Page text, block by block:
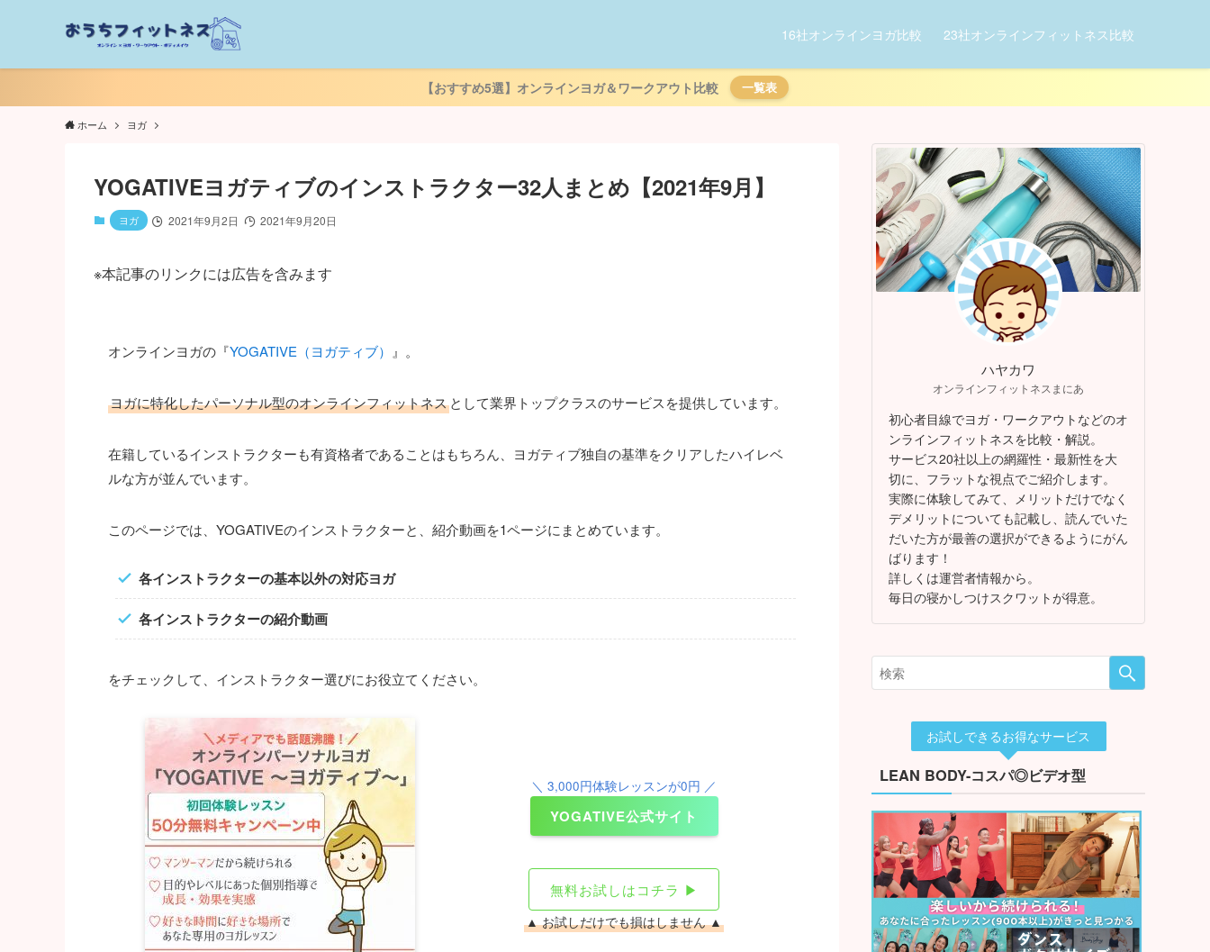
16社オンラインヨガ比較 23社オンラインフィットネス比較
【おすすめ5選】オンラインヨガ＆ワークアウト比較 一覧表
ホーム ヨガ
YOGATIVEヨガティブのインストラクター32人まとめ【2021年9月】
ヨガ 2021年9月2日 2021年9月20日
※本記事のリンクには広告を含みます
オンラインヨガの『YOGATIVE（ヨガティブ） 』。
ヨガに特化したパーソナル型のオンラインフィットネスとして業界トップクラスのサービスを提供しています。
在籍しているインストラクターも有資格者であることはもちろん、ヨガティブ独自の基準をクリアしたハイレベ
ルな方が並んでいます。
このページでは、YOGATIVEのインストラクターと、紹介動画を1ページにまとめています。
各インストラクターの基本以外の対応ヨガ
各インストラクターの紹介動画
をチェックして、インストラクター選びにお役立てください。
＼ 3,000円体験レッスンが0円 ／
YOGATIVE公式サイト
無料お試しはコチラ ▶
▲ お試しだけでも損はしません ▲
ハヤカワ
オンラインフィットネスまにあ
初心者目線でヨガ・ワークアウトなどのオ
ンラインフィットネスを比較・解説。
サービス20社以上の網羅性・最新性を大
切に、フラットな視点でご紹介します。
実際に体験してみて、メリットだけでなく
デメリットについても記載し、読んでいた
だいた方が最善の選択ができるようにがん
ばります！
詳しくは運営者情報から。
毎日の寝かしつけスクワットが得意。
お試しできるお得なサービス
LEAN BODY-コスパ◎ビデオ型